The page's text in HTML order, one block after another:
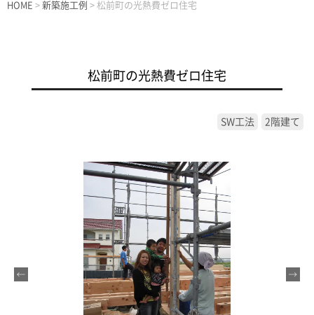
HOME > 新築施工例 > 松前町の光熱費ゼロ住宅
松前町の光熱費ゼロ住宅
SW工法 2階建て